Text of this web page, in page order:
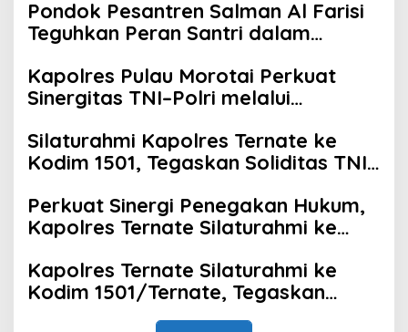
kepada Generasi Muda
Pondok Pesantren Salman Al Farisi
Teguhkan Peran Santri dalam
Kondusivitas Daerah
Kapolres Pulau Morotai Perkuat
Sinergitas TNI–Polri melalui
Silaturahmi Kapolres Ternate ke
Kodim 1501, Tegaskan Soliditas TNI–
Perkuat Sinergi Penegakan Hukum,
Kapolres Ternate Silaturahmi ke
Kapolres Ternate Silaturahmi ke
Kodim 1501/Ternate, Tegaskan
Komitmen Sinergitas dan Soliditas